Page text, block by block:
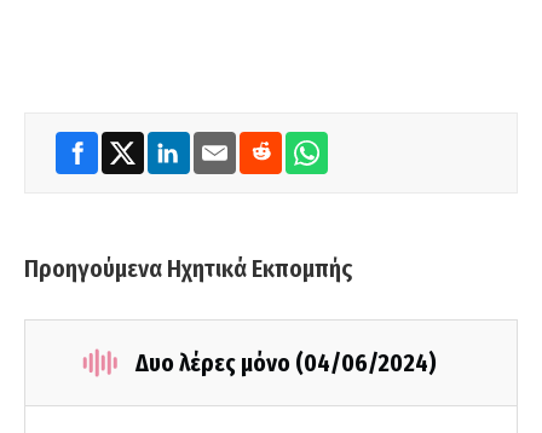
Προηγούμενα Ηχητικά Εκπομπής
Δυο λέρες μόνο (04/06/2024)